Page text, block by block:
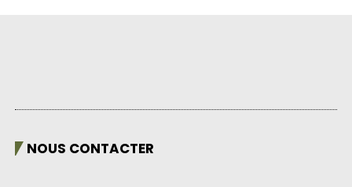
NOUS CONTACTER